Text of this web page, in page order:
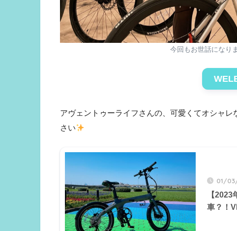
今回もお世話になり
アヴェントゥーライフさんの、可愛くてオシャ
さい
01/
【
車？！